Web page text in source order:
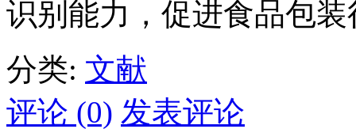
识别能力，促进食品包
分类: 文献
评论 (0) 发表评论